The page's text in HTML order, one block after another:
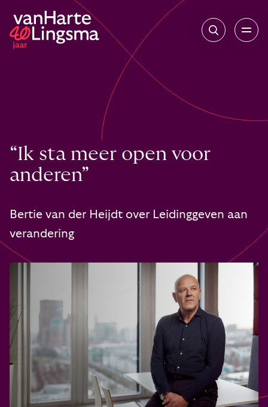
“Ik sta meer open voor
anderen”
Bertie van der Heijdt over Leidinggeven aan
verandering